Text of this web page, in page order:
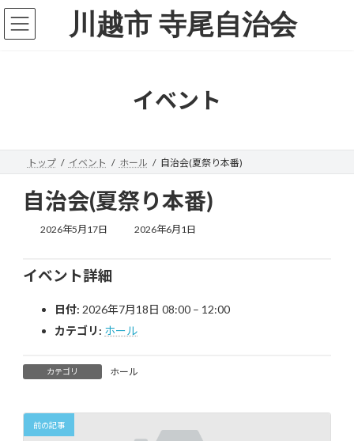
コ
テ
プ
ナ
ゲ
動
川越市 寺尾自治会
イベント
トップ イベント ホール 自治会(夏祭り本番)
自治会(夏祭り本番)
2026年5月17日
最
:
2026年6月1日
イベント詳細
日付: 2026年7月18日 08:00 – 12:00
カテゴリ: ホール
カテゴリ ホール
前の記事